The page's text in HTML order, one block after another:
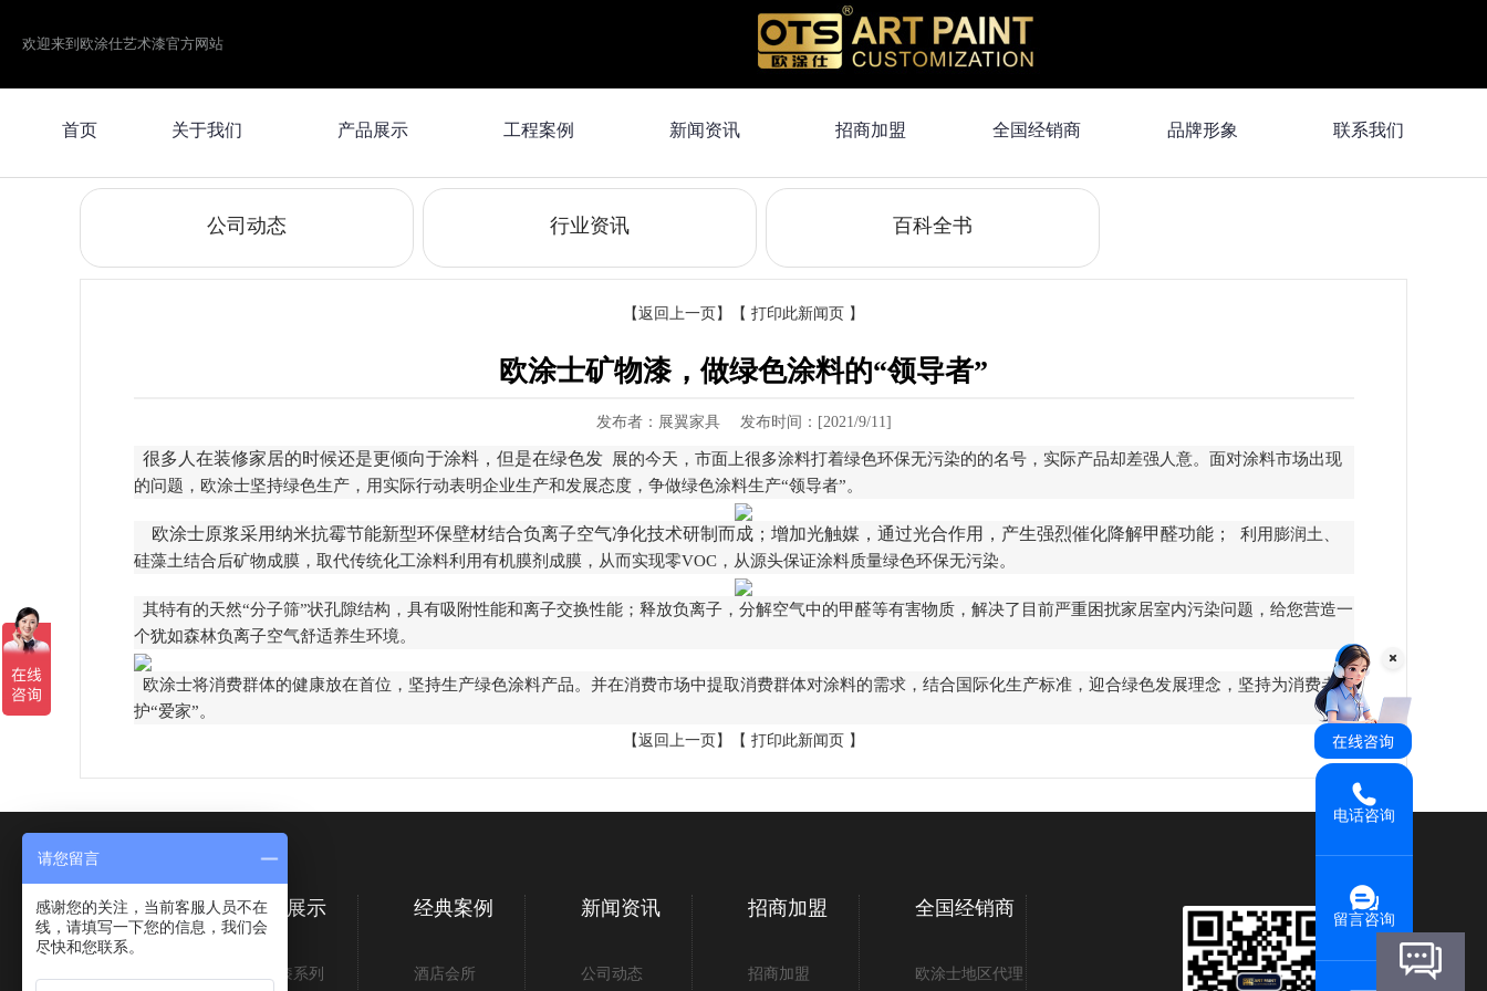
欢迎来到欧涂仕艺术漆官方网站
首页 关于我们 产品展示 工程案例 新闻资讯 招商加盟 全国经销商 品牌形象 联系我们
公司动态 行业资讯 百科全书
【返回上一页 】【 打印此新闻页 】
欧涂士矿物漆，做绿色涂料的“领导者”
发布者：展翼家具 发布时间： [2021/9/11]
很多人在装修家居的时候还是更倾向于涂料，但是在绿色发
展的今天，市面上很多涂料打着绿色环保无污染的的名号，实际产品却差强人意。面对涂料市场出现
的问题，欧涂士坚持绿色生产，用实际行动表明企业生产和发展态度，争做绿色涂料生产“领导者”。
欧涂士原浆采用纳米抗霉节能新型环保壁材结合负离子空气净化技术研制而成；增加光触媒，通过光合作用，产生强烈催化降解甲醛功能；
利用膨润土、
硅藻土结合后矿物成膜，取代传统化工涂料利用有机膜剂成膜，从而实现零VOC，从源头保证涂料质量绿色环保无污染。
其特有的天然“分子筛”状孔隙结构，具有吸附性能和离子交换性能；释放负离子，分解空气中的甲醛等有害物质，解决了目前严重困扰家居室内污染问题，给您营造一
个犹如森林负离子空气舒适养生环境。
欧涂士将消费群体的健康放在首位，坚持生产绿色涂料产品。并在消费市场中提取消费群体对涂料的需求，结合国际化生产标准，迎合绿色发展理念，坚持为消费者呵
护“爱家”。
【返回上一页 】【 打印此新闻页 】
关于我们 产品展示
艺术漆系列
经典案例
酒店会所
新闻资讯
公司动态
招商加盟
招商加盟
全国经销商
欧涂士地区代理
电话咨询
留言咨询
请您留言
感谢您的关注，当前客服人员不在
线，请填写一下您的信息，我们会
尽快和您联系。